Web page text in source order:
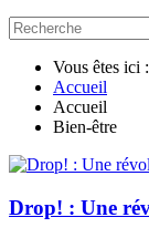
Vous êtes ici :
Accueil
Accueil
Bien-être
Drop! : Une